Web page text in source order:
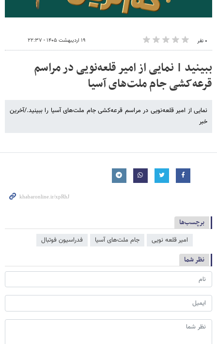
۰ نفر ۱۹ اردیبهشت ۱۴۰۵ - ۲۲:۳۷
ببینید | نمایی از امیر قلعه‌نویی در مراسم
قرعه‌کشی جام ملت‌های آسیا
نمایی از امیر قلعه‌نویی در مراسم قرعه‌کشی جام ملت‌های آسیا را ببینید./آخرین
خبر
برچسب‌ها
امیر قلعه نویی جام ملت‌‌های آسیا فدراسیون فوتبال
نظر شما